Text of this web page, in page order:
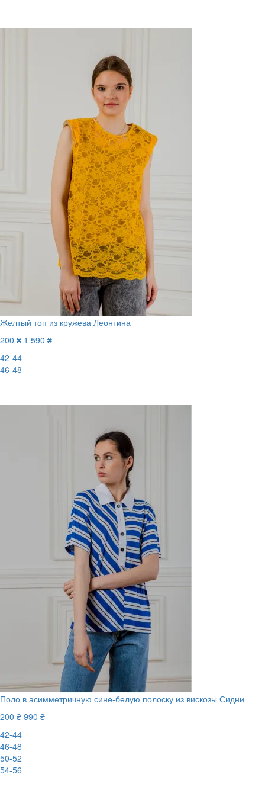
Желтый топ из кружева Леонтина
200 ₴ 1 590 ₴
42-44
46-48
Поло в асимметричную сине-белую полоску из вискозы Сидни
200 ₴ 990 ₴
42-44
46-48
50-52
54-56